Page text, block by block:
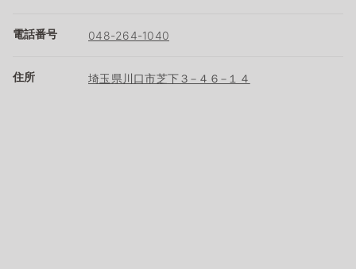
電話番号 048-264-1040
住所 埼玉県川口市芝下３−４６−１４